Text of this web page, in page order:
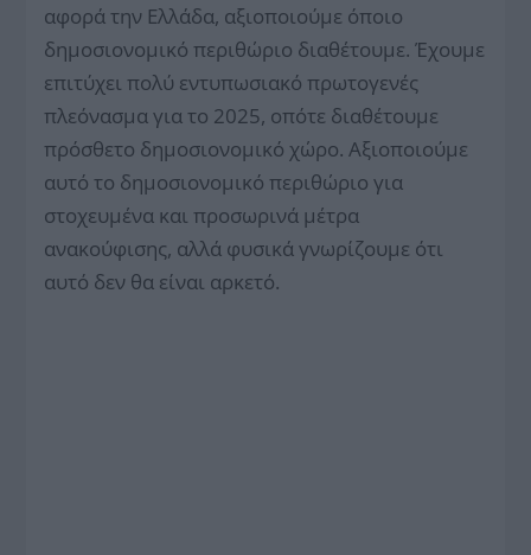
αφορά την Ελλάδα, αξιοποιούμε όποιο
δημοσιονομικό περιθώριο διαθέτουμε. Έχουμε
επιτύχει πολύ εντυπωσιακό πρωτογενές
πλεόνασμα για το 2025, οπότε διαθέτουμε
πρόσθετο δημοσιονομικό χώρο. Αξιοποιούμε
αυτό το δημοσιονομικό περιθώριο για
στοχευμένα και προσωρινά μέτρα
ανακούφισης, αλλά φυσικά γνωρίζουμε ότι
αυτό δεν θα είναι αρκετό.